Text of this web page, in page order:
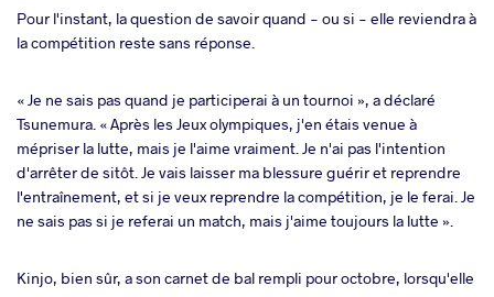
Pour l'instant, la question de savoir quand - ou si - elle reviendra à
la compétition reste sans réponse.
« Je ne sais pas quand je participerai à un tournoi », a déclaré
Tsunemura. « Après les Jeux olympiques, j'en étais venue à
mépriser la lutte, mais je l'aime vraiment. Je n'ai pas l'intention
d'arrêter de sitôt. Je vais laisser ma blessure guérir et reprendre
l'entraînement, et si je veux reprendre la compétition, je le ferai. Je
ne sais pas si je referai un match, mais j'aime toujours la lutte ».
Kinjo, bien sûr, a son carnet de bal rempli pour octobre, lorsqu'elle